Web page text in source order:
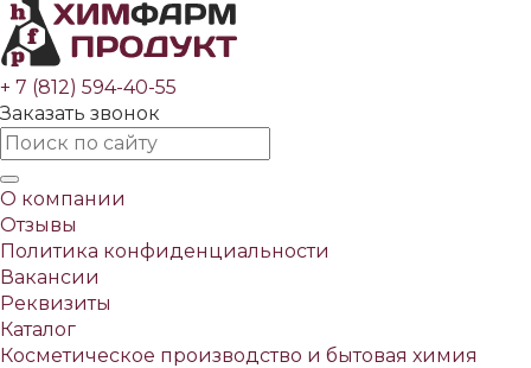
+ 7 (812) 594-40-55
Заказать звонок
О компании
Отзывы
Политика конфиденциальности
Вакансии
Реквизиты
Каталог
Косметическое производство и бытовая химия